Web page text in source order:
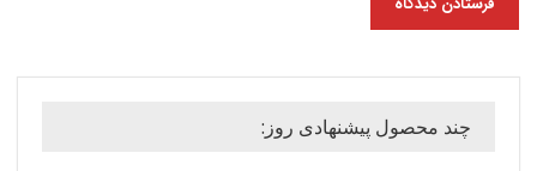
چند محصول پیشنهادی روز: